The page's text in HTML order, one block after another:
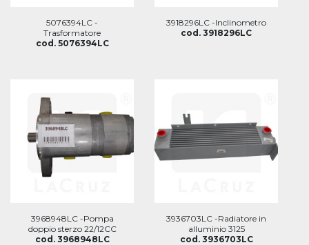
5076394LC -
Trasformatore
cod. 5076394LC
3918296LC -Inclinometro
cod. 3918296LC
3968948LC -Pompa
doppio sterzo 22/12CC
cod. 3968948LC
3936703LC -Radiatore in
alluminio 3125
cod. 3936703LC